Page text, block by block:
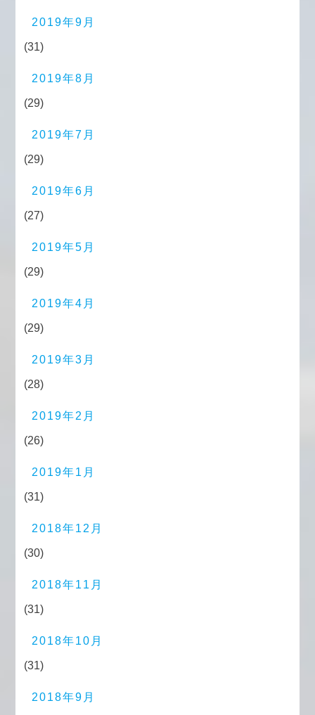
2019年9月
(31)
2019年8月
(29)
2019年7月
(29)
2019年6月
(27)
2019年5月
(29)
2019年4月
(29)
2019年3月
(28)
2019年2月
(26)
2019年1月
(31)
2018年12月
(30)
2018年11月
(31)
2018年10月
(31)
2018年9月